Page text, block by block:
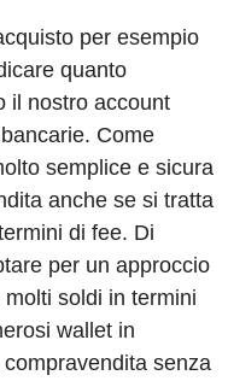
per esempio
quanto
il nostro account
Come
semplice e sicura
anche se si tratta
di fee. Di
per un approccio
soldi in termini
wallet in
senza